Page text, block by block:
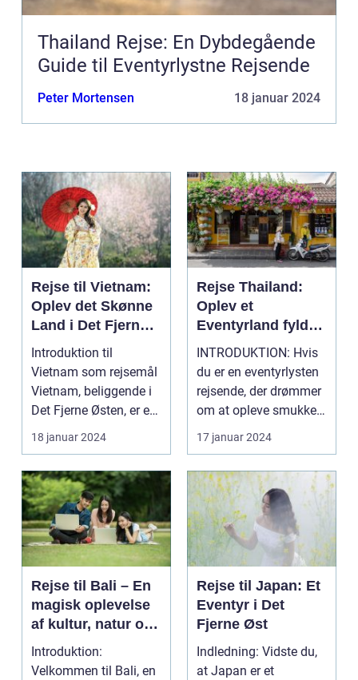
Thailand Rejse: En Dybdegående
Guide til Eventyrlystne Rejsende
Peter Mortensen 18 januar 2024
Rejse til Vietnam:
Oplev det Skønne
Land i Det Fjerne
Østen
Introduktion til
Vietnam som rejsemål
Vietnam, beliggende i
Det Fjerne Østen, er et
land med en rig...
18 januar 2024
Rejse Thailand:
Oplev et
Eventyrland fyldt
med Historie og
Skønhed
INTRODUKTION: Hvis
du er en eventyrlysten
rejsende, der drømmer
om at opleve smukke
strande, rig ku...
17 januar 2024
Rejse til Bali – En
magisk oplevelse
af kultur, natur og
eventyr
Introduktion:
Velkommen til Bali, en
Rejse til Japan: Et
Eventyr i Det
Fjerne Øst
Indledning: Vidste du,
at Japan er et